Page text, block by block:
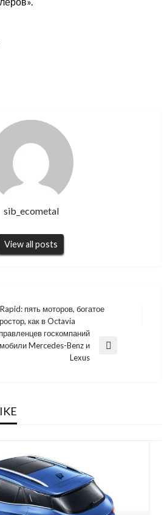
sib_ecometal
View all posts
пять моторов, богатое
как в Octavia
госкомпаний
Mercedes-Benz и
Lexus